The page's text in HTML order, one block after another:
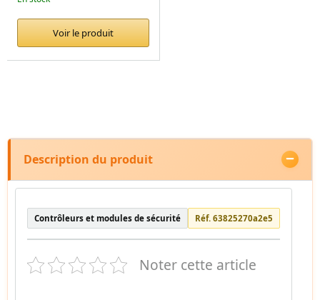
Voir le produit
Description du produit
Contrôleurs et modules de sécurité Réf. 63825270a2e5
Noter cette article